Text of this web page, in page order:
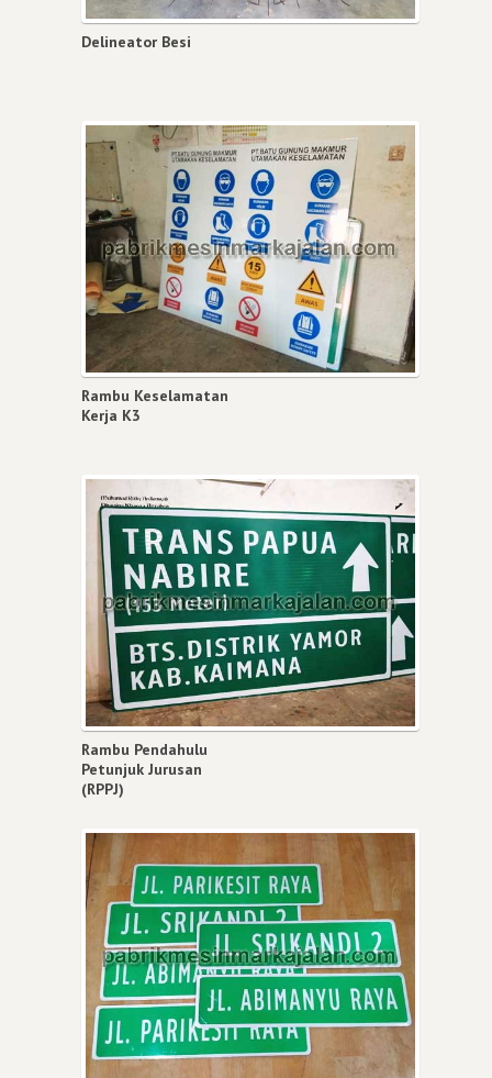
Delineator Besi
Rambu Keselamatan
Kerja K3
Rambu Pendahulu
Petunjuk Jurusan
(RPPJ)